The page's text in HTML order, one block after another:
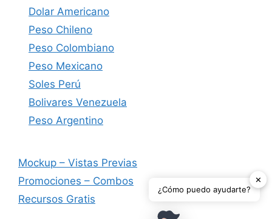
Dolar Americano
Peso Chileno
Peso Colombiano
Peso Mexicano
Soles Perú
Bolivares Venezuela
Peso Argentino
Mockup – Vistas Previas
Promociones – Combos
Recursos Gratis
✕
¿Cómo puedo ayudarte?